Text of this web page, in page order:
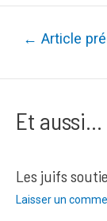
Navigation
← Article
Et aussi...
Les juifs
Laisser un